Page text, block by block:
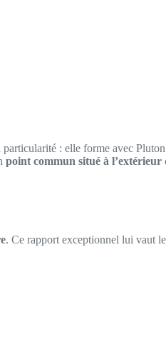
particularité : elle forme avec
point commun situé à l’extérieur
. Ce rapport exceptionnel lui vaut